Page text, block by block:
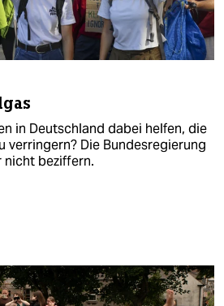
in Deutschland dabei helfen, die
verringern? Die Bundesregierung
nicht beziffern.